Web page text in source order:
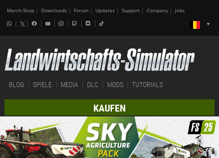
Merch-Shop Downloads Forum Updates Support Company Jobs
BLOG SPIELE MEDIA DLC MODS TUTORIALS
KAUFEN